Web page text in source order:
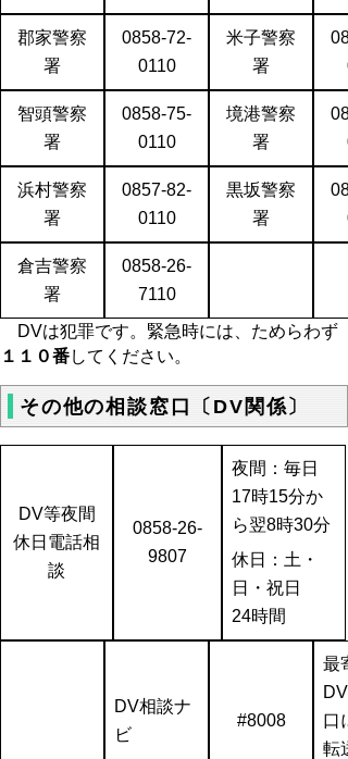
郡家警察
署
0858-72-
0110
米子警察
署
智頭警察
署
0858-75-
0110
境港警察
署
浜村警察
署
0857-82-
0110
黒坂警察
署
倉吉警察
署
0858-26-
7110
DVは犯罪です。緊急時には、ためらわず
１１０番してください。
その他の相談窓口〔DV関係〕
DV等夜間
休日電話相
談
0858-26-
9807
夜間：毎日
17時15分か
ら翌8時30分
休日：土・
日・祝日
24時間
DV相談ナ
ビ
#8008
最
口
転